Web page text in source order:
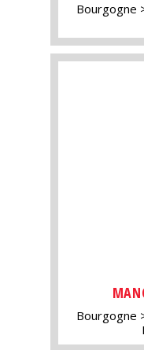
Bourgogne
Bourgogne